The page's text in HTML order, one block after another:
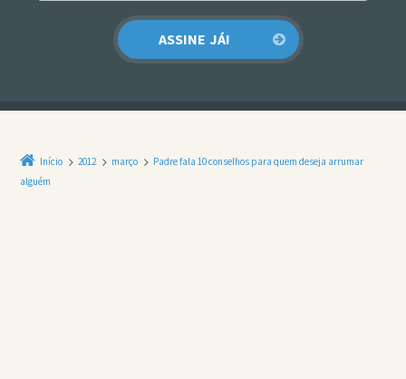
Início 2012 março
Padre fala 10 conselhos para quem deseja arrumar
alguém